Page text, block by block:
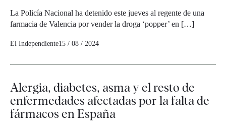
La Policía Nacional ha detenido este jueves al regente de una
farmacia de Valencia por vender la droga ‘popper’ en […]
El Independiente15 / 08 / 2024
Alergia, diabetes, asma y el resto de
enfermedades afectadas por la falta de
fármacos en España